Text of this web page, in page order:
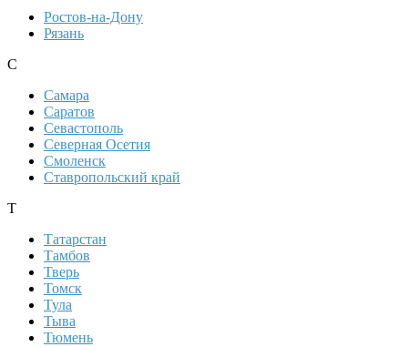
Ростов-на-Дону
Рязань
С
Самара
Саратов
Севастополь
Северная Осетия
Смоленск
Ставропольский край
Т
Татарстан
Тамбов
Тверь
Томск
Тула
Тыва
Тюмень